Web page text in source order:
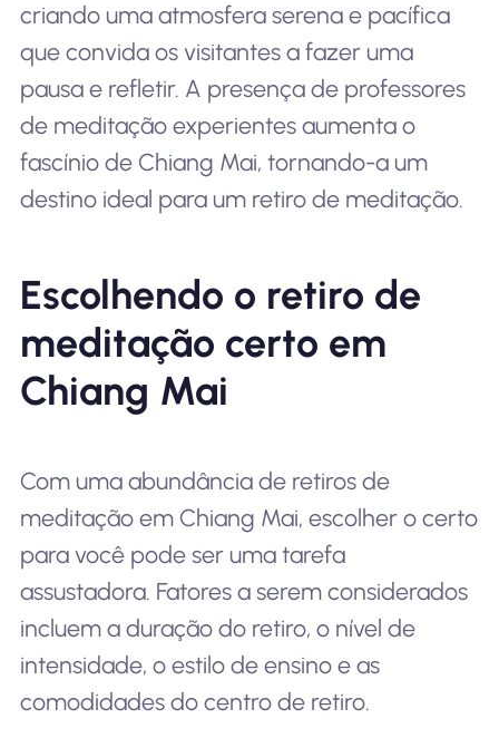
criando uma atmosfera serena e pacífica
que convida os visitantes a fazer uma
pausa e refletir. A presença de professores
de meditação experientes aumenta o
fascínio de Chiang Mai, tornando-a um
destino ideal para um retiro de meditação.
Escolhendo o retiro de
meditação certo em
Chiang Mai
Com uma abundância de retiros de
meditação em Chiang Mai, escolher o certo
para você pode ser uma tarefa
assustadora. Fatores a serem considerados
incluem a duração do retiro, o nível de
intensidade, o estilo de ensino e as
comodidades do centro de retiro.